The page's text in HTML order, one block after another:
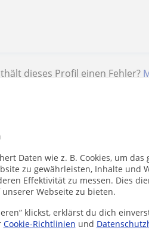
Daten wie z. B. Cookies, um das
zu gewährleisten, Inhalte und
Effektivität zu messen. Dies
Webseite zu bieten.
klickst, erklärst du dich
Cookie-Richtlinien und
dieses Profil einen Fehler?
die dich